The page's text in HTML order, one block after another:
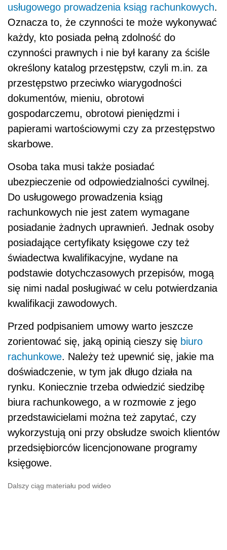
usługowego prowadzenia ksiąg rachunkowych.
Oznacza to, że czynności te może wykonywać
każdy, kto posiada pełną zdolność do
czynności prawnych i nie był karany za ściśle
określony katalog przestępstw, czyli m.in. za
przestępstwo przeciwko wiarygodności
dokumentów, mieniu, obrotowi
gospodarczemu, obrotowi pieniędzmi i
papierami wartościowymi czy za przestępstwo
skarbowe.
Osoba taka musi także posiadać
ubezpieczenie od odpowiedzialności cywilnej.
Do usługowego prowadzenia ksiąg
rachunkowych nie jest zatem wymagane
posiadanie żadnych uprawnień. Jednak osoby
posiadające certyfikaty księgowe czy też
świadectwa kwalifikacyjne, wydane na
podstawie dotychczasowych przepisów, mogą
się nimi nadal posługiwać w celu potwierdzania
kwalifikacji zawodowych.
Przed podpisaniem umowy warto jeszcze
zorientować się, jaką opinią cieszy się biuro
rachunkowe. Należy też upewnić się, jakie ma
doświadczenie, w tym jak długo działa na
rynku. Koniecznie trzeba odwiedzić siedzibę
biura rachunkowego, a w rozmowie z jego
przedstawicielami można też zapytać, czy
wykorzystują oni przy obsłudze swoich klientów
przedsiębiorców licencjonowane programy
księgowe.
Dalszy ciąg materiału pod wideo